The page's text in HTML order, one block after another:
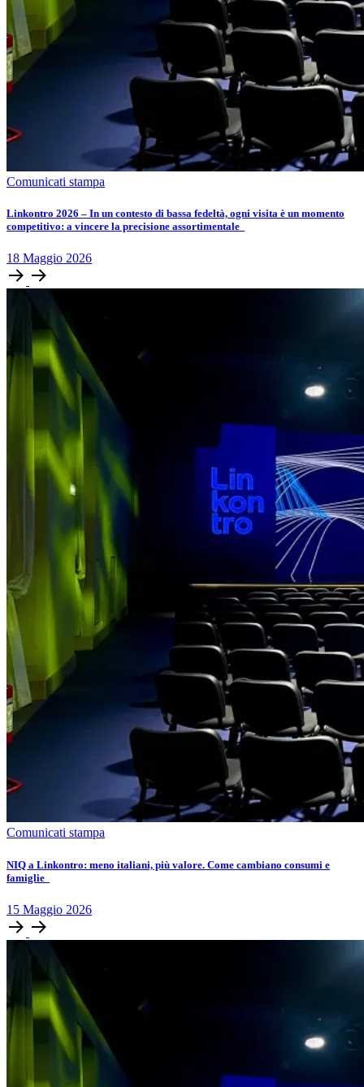
Comunicati stampa
Linkontro 2026 – In un contesto di bassa fedeltà, ogni visita è un momento
competitivo: a vincere la precisione assortimentale
18 Maggio 2026
Comunicati stampa
NIQ a Linkontro: meno italiani, più valore. Come cambiano consumi e
famiglie
15 Maggio 2026